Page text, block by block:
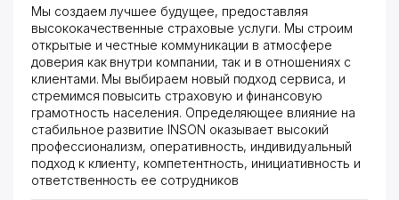
Мы создаем лучшее будущее, предоставляя
высококачественные страховые услуги. Мы строим
открытые и честные коммуникации в атмосфере
доверия как внутри компании, так и в отношениях с
клиентами. Мы выбираем новый подход сервиса, и
стремимся повысить страховую и финансовую
грамотность населения. Определяющее влияние на
стабильное развитие INSON оказывает высокий
профессионализм, оперативность, индивидуальный
подход к клиенту, компетентность, инициативность и
ответственность ее сотрудников